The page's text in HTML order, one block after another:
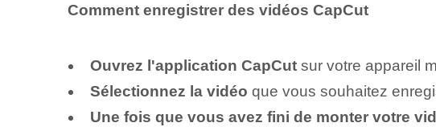
Comment enregistrer des vidéos CapCut
Ouvrez l'application CapCutsur votre appareil
Sélectionnez la vidéo que vous souhaitez
Une fois que vous avez fini de monter votre